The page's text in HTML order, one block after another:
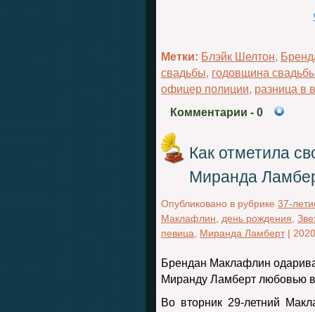
Метки: Блэйк Шелтон,
свадьбы, годовщина
офицер полиции, разница в
Комментарии - 0
Как отметила
Миранда
Опубликовано в рубрике 37-
Маклафлин
день рождения
певица
Миранда Ламберт|
Брендан Маклафлин
Миранду Ламберт любовью
Во вторник 29-летний